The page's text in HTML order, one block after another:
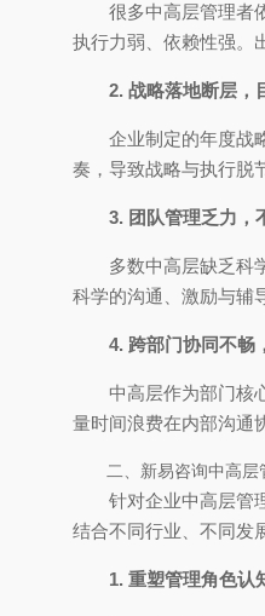
很多中高层管理者
执行力弱、依赖性强。
2. 战略落地断层，
企业制定的年度战
奏，导致战略与执行脱
3. 团队管理乏力，
多数中高层缺乏科
科学的沟通、激励与辅
4. 跨部门协同不畅
中高层作为部门核
量时间浪费在内部沟通
二、新易咨询中高
针对企业中高层管
结合不同行业、不同发
1. 重塑管理角色认